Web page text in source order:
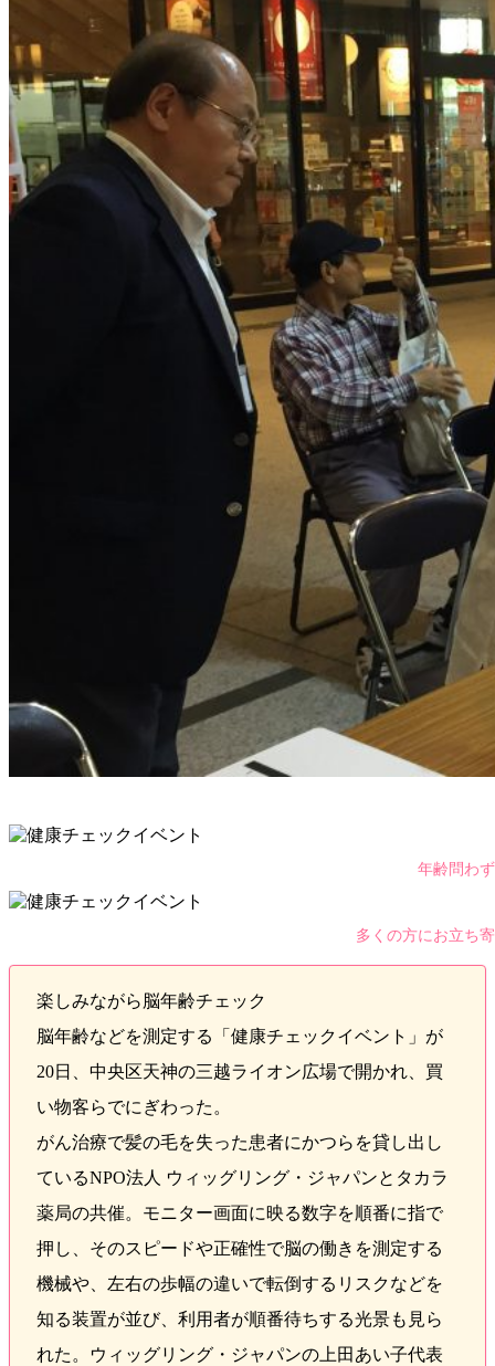
年齢問わ
多くの方にお立ち
楽しみながら脳年齢チェック
脳年齢などを測定する「健康チェックイベント」が
20日、中央区天神の三越ライオン広場で開かれ、買
い物客らでにぎわった。
がん治療で髪の毛を失った患者にかつらを貸し出し
ているNPO法人 ウィッグリング・ジャパンとタカラ
薬局の共催。モニター画面に映る数字を順番に指で
押し、そのスピードや正確性で脳の働きを測定する
機械や、左右の歩幅の違いで転倒するリスクなどを
知る装置が並び、利用者が順番待ちする光景も見ら
れた。ウィッグリング・ジャパンの上田あい子代表